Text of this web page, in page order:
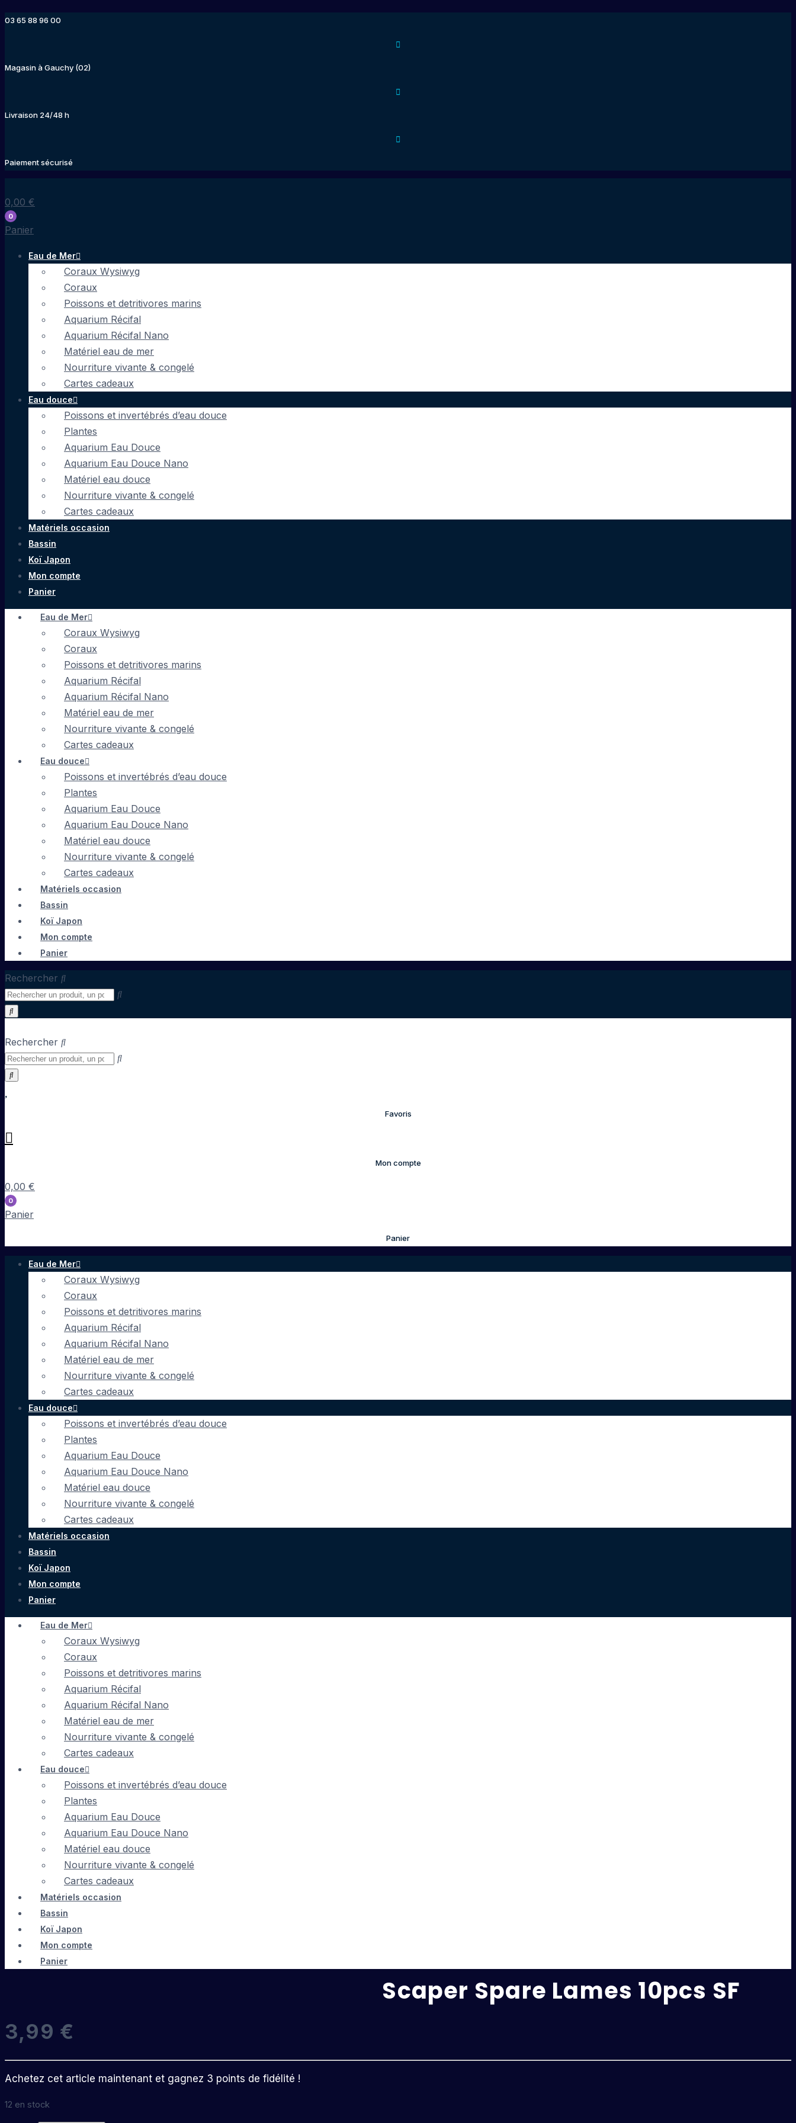
03 65 88 96 00
Magasin à Gauchy (02)
Livraison 24/48 h
Paiement sécurisé
0,00 €
0
Panier
Eau de Mer
Coraux Wysiwyg
Coraux
Poissons et detritivores marins
Aquarium Récifal
Aquarium Récifal Nano
Matériel eau de mer
Nourriture vivante & congelé
Cartes cadeaux
Eau douce
Poissons et invertébrés d’eau douce
Plantes
Aquarium Eau Douce
Aquarium Eau Douce Nano
Matériel eau douce
Nourriture vivante & congelé
Cartes cadeaux
Matériels occasion
Bassin
Koï Japon
Mon compte
Panier
Eau de Mer
Coraux Wysiwyg
Coraux
Poissons et detritivores marins
Aquarium Récifal
Aquarium Récifal Nano
Matériel eau de mer
Nourriture vivante & congelé
Cartes cadeaux
Eau douce
Poissons et invertébrés d’eau douce
Plantes
Aquarium Eau Douce
Aquarium Eau Douce Nano
Matériel eau douce
Nourriture vivante & congelé
Cartes cadeaux
Matériels occasion
Bassin
Koï Japon
Mon compte
Panier
Rechercher
Rechercher
Favoris
Mon compte
0,00 €
0
Panier
Panier
Eau de Mer
Coraux Wysiwyg
Coraux
Poissons et detritivores marins
Aquarium Récifal
Aquarium Récifal Nano
Matériel eau de mer
Nourriture vivante & congelé
Cartes cadeaux
Eau douce
Poissons et invertébrés d’eau douce
Plantes
Aquarium Eau Douce
Aquarium Eau Douce Nano
Matériel eau douce
Nourriture vivante & congelé
Cartes cadeaux
Matériels occasion
Bassin
Koï Japon
Mon compte
Panier
Eau de Mer
Coraux Wysiwyg
Coraux
Poissons et detritivores marins
Aquarium Récifal
Aquarium Récifal Nano
Matériel eau de mer
Nourriture vivante & congelé
Cartes cadeaux
Eau douce
Poissons et invertébrés d’eau douce
Plantes
Aquarium Eau Douce
Aquarium Eau Douce Nano
Matériel eau douce
Nourriture vivante & congelé
Cartes cadeaux
Matériels occasion
Bassin
Koï Japon
Mon compte
Panier
Scaper Spare Lames 10pcs SF
3,99 €
Achetez cet article maintenant et gagnez 3 points de fidélité !
12 en stock